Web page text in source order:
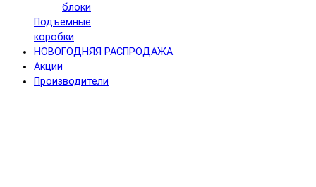
блоки
Подъемные
коробки
НОВОГОДНЯЯ РАСПРОДАЖА
Акции
Производители